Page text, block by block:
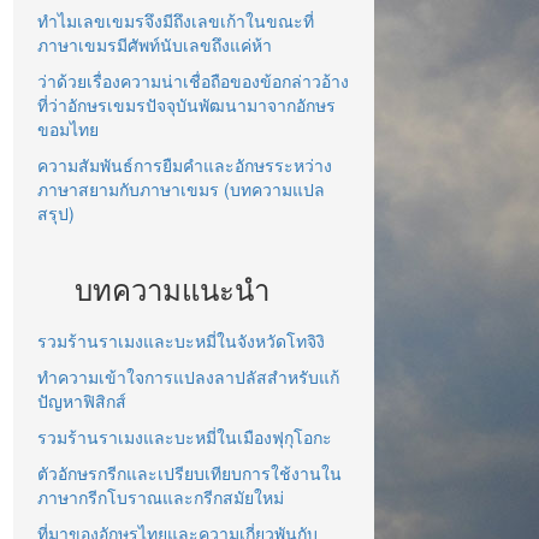
ทำไมเลขเขมรจึงมีถึงเลขเก้าในขณะที่
ภาษาเขมรมีศัพท์นับเลขถึงแค่ห้า
ว่าด้วยเรื่องความน่าเชื่อถือของข้อกล่าวอ้าง
ที่ว่าอักษรเขมรปัจจุบันพัฒนามาจากอักษร
ขอมไทย
ความสัมพันธ์การยืมคำและอักษรระหว่าง
ภาษาสยามกับภาษาเขมร (บทความแปล
สรุป)
บทความแนะนำ
รวมร้านราเมงและบะหมี่ในจังหวัดโทจิงิ
ทำความเข้าใจการแปลงลาปลัสสำหรับแก้
ปัญหาฟิสิกส์
รวมร้านราเมงและบะหมี่ในเมืองฟุกุโอกะ
ตัวอักษรกรีกและเปรียบเทียบการใช้งานใน
ภาษากรีกโบราณและกรีกสมัยใหม่
ที่มาของอักษรไทยและความเกี่ยวพันกับ